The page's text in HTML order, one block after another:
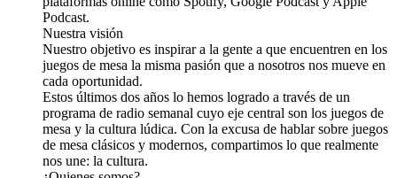
Podcast.
Nuestra visión
Nuestro objetivo es inspirar a la gente a que encuentren en los
juegos de mesa la misma pasión que a nosotros nos mueve en
cada oportunidad.
Estos últimos dos años lo hemos logrado a través de un
programa de radio semanal cuyo eje central son los juegos de
mesa y la cultura lúdica. Con la excusa de hablar sobre juegos
de mesa clásicos y modernos, compartimos lo que realmente
nos une: la cultura.